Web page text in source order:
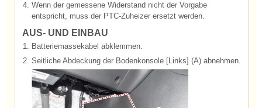
4. Wenn der gemessene Widerstand nicht der Vorgabe
entspricht, muss der PTC-Zuheizer ersetzt werden.
AUS- UND EINBAU
1. Batteriemassekabel abklemmen.
2. Seitliche Abdeckung der Bodenkonsole [Links] (A) abnehmen.